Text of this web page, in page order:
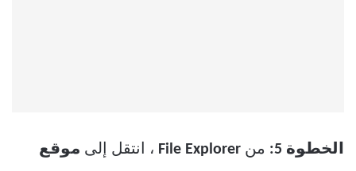
الخطوة 5: من ، انتقل إلى موقع